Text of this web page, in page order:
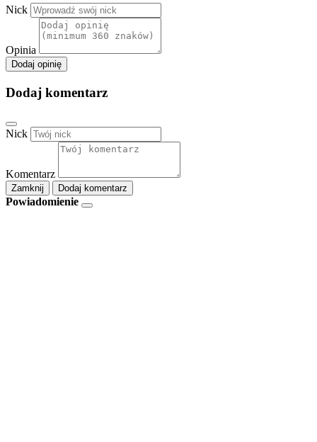
Nick
Opinia
Dodaj opinię
Dodaj komentarz
Nick
Komentarz
Zamknij Dodaj komentarz
Powiadomienie